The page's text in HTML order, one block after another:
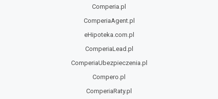
Comperia.pl
ComperiaAgent.pl
eHipoteka.com.pl
ComperiaLead.pl
ComperiaUbezpieczenia.pl
Compero.pl
ComperiaRaty.pl